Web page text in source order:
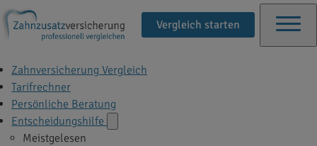
Vergleich starten
Zahnversicherung Vergleich
Tarifrechner
Persönliche Beratung
Entscheidungshilfe
Meistgelesen